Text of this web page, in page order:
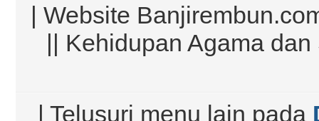
| Website
|| Kehidupan Agama
| Telusuri menu lain pada